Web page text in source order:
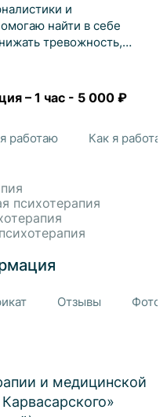
и
найти в себе
тревожность,
что живешь свою
– 1 час - 5 000 ₽
работаю Как я
психотерапия
Отзывы Фото
и медицинской